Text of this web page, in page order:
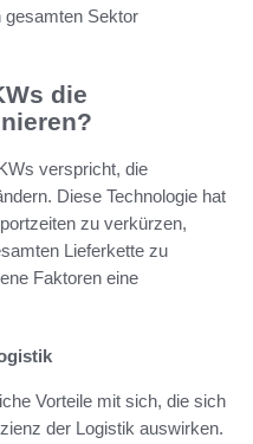
gesamten Sektor
die
verspricht, die
Diese Technologie hat
zu verkürzen,
Lieferkette zu
Faktoren eine
Vorteile mit sich, die sich
der Logistik auswirken.